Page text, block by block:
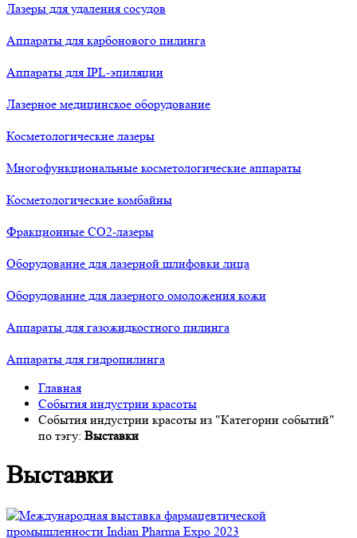
Лазеры для удаления сосудов
Аппараты для карбонового пилинга
Аппараты для IPL-эпиляции
Лазерное медицинское оборудование
Косметологические лазеры
Многофункциональные косметологические аппараты
Косметологические комбайны
Фракционные СО2-лазеры
Оборудование для лазерной шлифовки лица
Оборудование для лазерного омоложения кожи
Аппараты для газожидкостного пилинга
Аппараты для гидропилинга
Главная
События индустрии красоты
События индустрии красоты из "Категории событий"
по тэгу: Выставки
Выставки